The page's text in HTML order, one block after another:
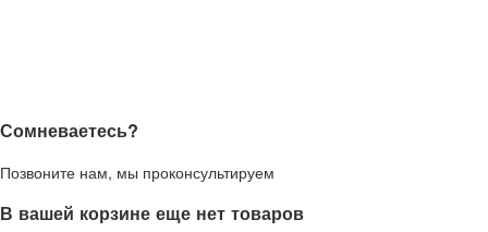
Сомневаетесь?
Позвоните нам, мы проконсультируем
В вашей корзине еще нет товаров